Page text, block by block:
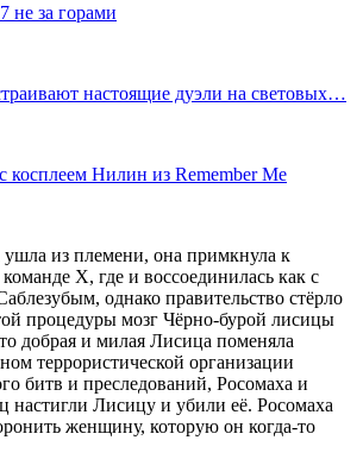
не за горами
настоящие дуэли на световых…
косплеем Нилин из Remember Me
ушла из племени, она примкнула к
X, где и воссоединилась как с
однако правительство стёрло
процедуры мозг Чёрно-бурой лисицы
добрая и милая Лисица поменяла
террористической организации
битв и преследований, Росомаха и
настигли Лисицу и убили её. Росомаха
женщину, которую он когда-то